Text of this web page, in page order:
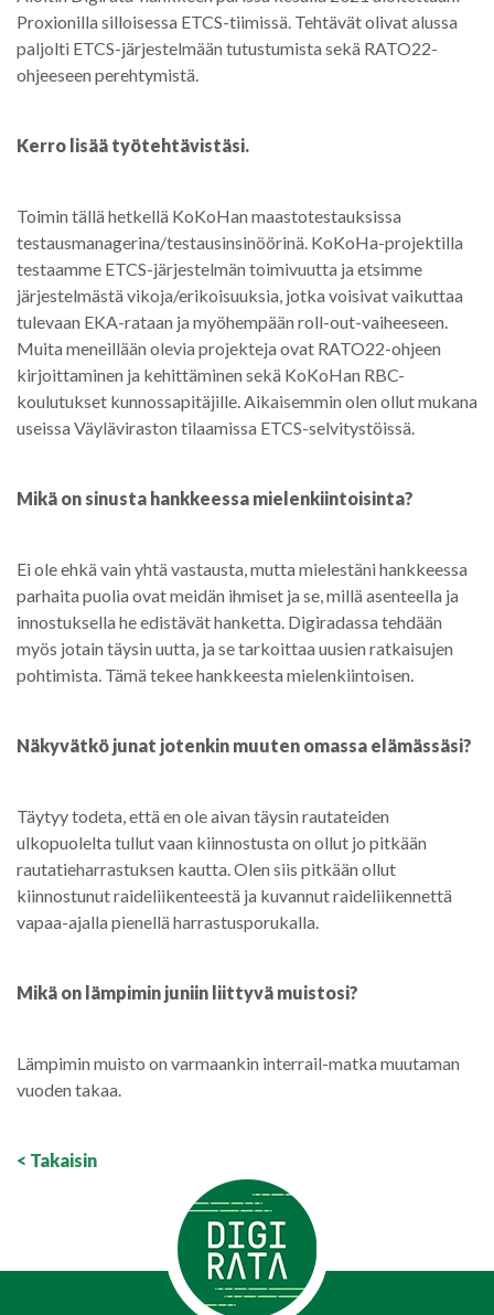
Proxionilla silloisessa ETCS-tiimissä. Tehtävät olivat alussa
paljolti ETCS-järjestelmään tutustumista sekä RATO22-
ohjeeseen perehtymistä.
Kerro lisää työtehtävistäsi.
Toimin tällä hetkellä KoKoHan maastotestauksissa
testausmanagerina/testausinsinöörinä. KoKoHa-projektilla
testaamme ETCS-järjestelmän toimivuutta ja etsimme
järjestelmästä vikoja/erikoisuuksia, jotka voisivat vaikuttaa
tulevaan EKA-rataan ja myöhempään roll-out-vaiheeseen.
Muita meneillään olevia projekteja ovat RATO22-ohjeen
kirjoittaminen ja kehittäminen sekä KoKoHan RBC-
koulutukset kunnossapitäjille. Aikaisemmin olen ollut mukana
useissa Väyläviraston tilaamissa ETCS-selvitystöissä.
Mikä on sinusta hankkeessa mielenkiintoisinta?
Ei ole ehkä vain yhtä vastausta, mutta mielestäni hankkeessa
parhaita puolia ovat meidän ihmiset ja se, millä asenteella ja
innostuksella he edistävät hanketta. Digiradassa tehdään
myös jotain täysin uutta, ja se tarkoittaa uusien ratkaisujen
pohtimista. Tämä tekee hankkeesta mielenkiintoisen.
Näkyvätkö junat jotenkin muuten omassa elämässäsi?
Täytyy todeta, että en ole aivan täysin rautateiden
ulkopuolelta tullut vaan kiinnostusta on ollut jo pitkään
rautatieharrastuksen kautta. Olen siis pitkään ollut
kiinnostunut raideliikenteestä ja kuvannut raideliikennettä
vapaa-ajalla pienellä harrastusporukalla.
Mikä on lämpimin juniin liittyvä muistosi?
Lämpimin muisto on varmaankin interrail-matka muutaman
vuoden takaa.
< Takaisin